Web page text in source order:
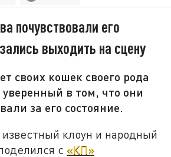
почувствовали его
выходить на сцену
своих кошек своего рода
уверенный в том, что они
за его состояние.
клоун и народный
с «КП»